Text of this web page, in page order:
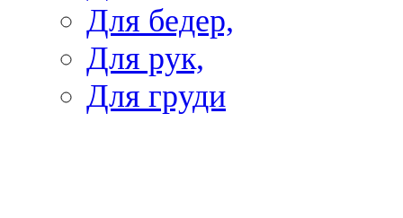
Для бедер,
Для рук,
Для груди